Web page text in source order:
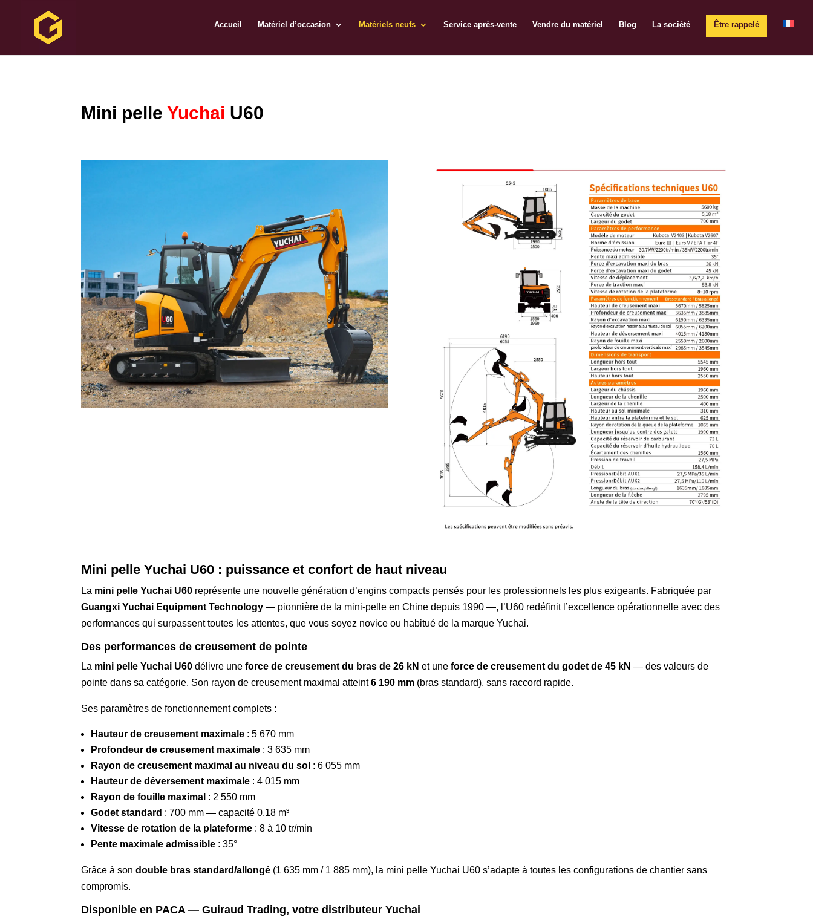
Accueil Matériel d’occasion Matériels neufs Service après-vente Vendre du matériel Blog La société Être rappelé
Mini pelleYuchai U60
Mini pelle Yuchai U60 : puissance et confort de haut niveau
La mini pelle Yuchai U60 représente une nouvelle génération d’engins compacts pensés pour les professionnels les plus exigeants. Fabriquée par
Guangxi Yuchai Equipment Technology — pionnière de la mini-pelle en Chine depuis 1990 —, l’U60 redéfinit l’excellence opérationnelle avec des
performances qui surpassent toutes les attentes, que vous soyez novice ou habitué de la marque Yuchai.
Des performances de creusement de pointe
La mini pelle Yuchai U60 délivre uneforce de creusement du bras de 26 kN et uneforce de creusement du godet de 45 kN — des valeurs de
pointe dans sa catégorie. Son rayon de creusement maximal atteint6 190 mm (bras standard), sans raccord rapide.
Ses paramètres de fonctionnement complets :
Hauteur de creusement maximale : 5 670 mm
Profondeur de creusement maximale : 3 635 mm
Rayon de creusement maximal au niveau du sol : 6 055 mm
Hauteur de déversement maximale : 4 015 mm
Rayon de fouille maximal : 2 550 mm
Godet standard : 700 mm — capacité 0,18 m³
Vitesse de rotation de la plateforme : 8 à 10 tr/min
Pente maximale admissible : 35°
Grâce à sondouble bras standard/allongé (1 635 mm / 1 885 mm), la mini pelle Yuchai U60 s’adapte à toutes les configurations de chantier sans
compromis.
Disponible en PACA — Guiraud Trading, votre distributeur Yuchai